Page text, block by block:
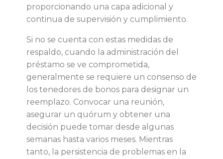
e
n
e
d
o
proporcionando una capa adicional y
continua de supervisión y cumplimiento.
Si no se cuenta con estas medidas de
respaldo, cuando la administración del
préstamo se ve comprometida,
generalmente se requiere un consenso de
los tenedores de bonos para designar un
reemplazo. Convocar una reunión,
asegurar un quórum y obtener una
decisión puede tomar desde algunas
semanas hasta varios meses. Mientras
tanto, la persistencia de problemas en la